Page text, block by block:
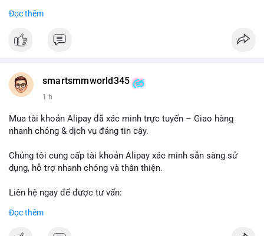
WhatsApp: +1 (605) 963-3652
#buywalmartselleraccounts
Đọc thêm
smartsmmworld345
1 h
Mua tài khoản Alipay đã xác minh trực tuyến – Giao hàng
nhanh chóng & dịch vụ đáng tin cậy.
Chúng tôi cung cấp tài khoản Alipay xác minh sẵn sàng sử
dụng, hỗ trợ nhanh chóng và thân thiện.
Liên hệ ngay để được tư vấn:
WhatsApp: +1 (605) 963-3652
Đọc thêm